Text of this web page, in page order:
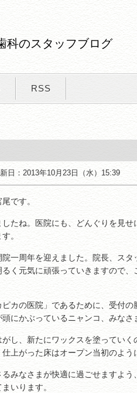
科のスタッフブログ
RSS
日： 2013年10月23日（水）15:39
です。
たね。医院にも、どんぐりを見
。
一周年を迎えました。院長、ス
く元気に頑張っていきますので
カの医院」であるために、受付
にかぶっているニャンコ、みなさ
し、新たにワックスを塗ってい
上がった床はオープン当初のよう
みなさまが快適に過ごせますよ
いります。